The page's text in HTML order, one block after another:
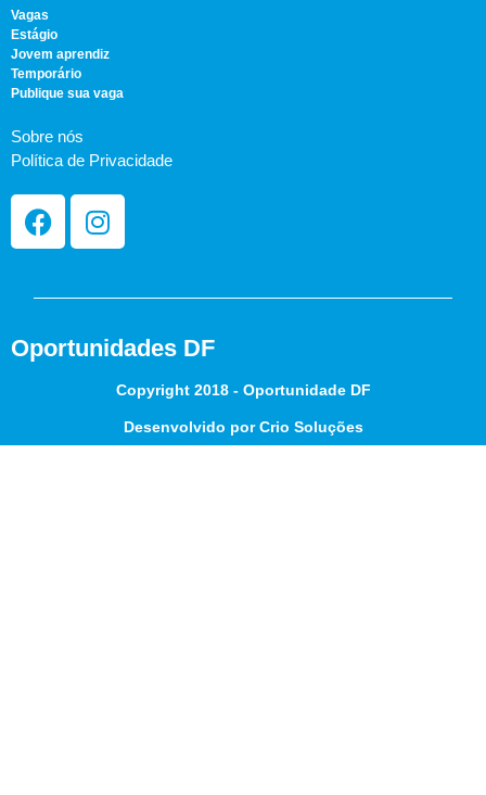
Vagas
Estágio
Jovem aprendiz
Temporário
Publique sua vaga
Sobre nós
Política de Privacidade
Oportunidades DF
Copyright 2018 - Oportunidade DF
Desenvolvido por Crio Soluções